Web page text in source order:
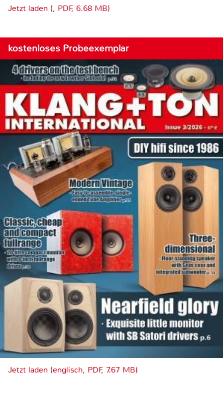
Jetzt laden (, PDF, 6.68 MB)
kostenloses Probeexemplar
Jetzt laden (englisch, PDF, 7.67 MB)